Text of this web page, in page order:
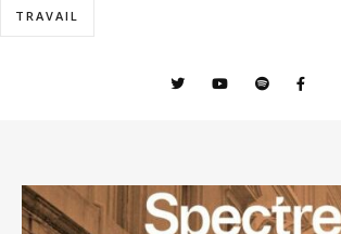
TRAVAIL